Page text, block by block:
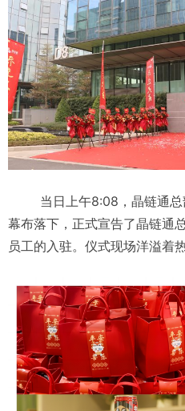
当日上午8:08，晶链通总
幕布落下，正式宣告了晶链通
员工的入驻。仪式现场洋溢着